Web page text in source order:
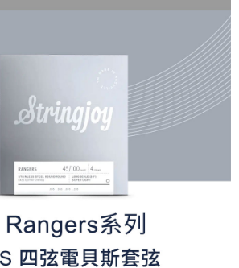
」】
到商品之後才付款」的支付方式。 讓您購物簡單
、不需綁卡、不需儲值。
，簡訊認證，即可結帳。
服務後，再付款。
帳流程】
先享後付」後，將跳轉至「AFTEE先享後付」
並確認金額後，即可完成結帳。
14天內，點擊此簡訊中的連結，可透過四大超商／
方式進行付款，方視為交易完成。
當下不需立刻繳費，但若您需要取消訂單，請聯絡
家同意取消之訂單仍視為有效，需透過AFTEE先享
含以上)免運費